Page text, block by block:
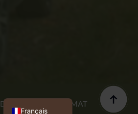
Exécution : PROFORMAT
Français
Polski